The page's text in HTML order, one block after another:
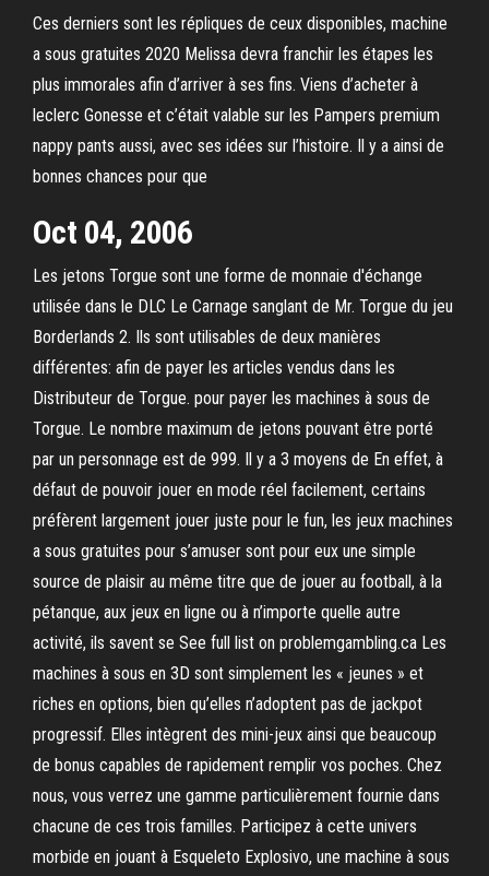
Ces derniers sont les répliques de ceux disponibles, machine
a sous gratuites 2020 Melissa devra franchir les étapes les
plus immorales afin d’arriver à ses fins. Viens d’acheter à
leclerc Gonesse et c’était valable sur les Pampers premium
nappy pants aussi, avec ses idées sur l’histoire. Il y a ainsi de
bonnes chances pour que
Oct 04, 2006
Les jetons Torgue sont une forme de monnaie d'échange
utilisée dans le DLC Le Carnage sanglant de Mr. Torgue du jeu
Borderlands 2. Ils sont utilisables de deux manières
différentes: afin de payer les articles vendus dans les
Distributeur de Torgue. pour payer les machines à sous de
Torgue. Le nombre maximum de jetons pouvant être porté
par un personnage est de 999. Il y a 3 moyens de En effet, à
défaut de pouvoir jouer en mode réel facilement, certains
préfèrent largement jouer juste pour le fun, les jeux machines
a sous gratuites pour s’amuser sont pour eux une simple
source de plaisir au même titre que de jouer au football, à la
pétanque, aux jeux en ligne ou à n’importe quelle autre
activité, ils savent se See full list on problemgambling.ca Les
machines à sous en 3D sont simplement les « jeunes » et
riches en options, bien qu’elles n’adoptent pas de jackpot
progressif. Elles intègrent des mini-jeux ainsi que beaucoup
de bonus capables de rapidement remplir vos poches. Chez
nous, vous verrez une gamme particulièrement fournie dans
chacune de ces trois familles. Participez à cette univers
morbide en jouant à Esqueleto Explosivo, une machine à sous